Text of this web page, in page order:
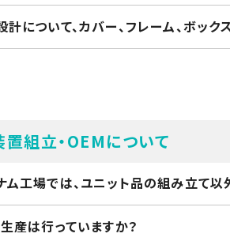
計について、カバー、フレーム、ボッ
組立・OEMについて
ム工場では、ユニット品の組み立て
産は行っていますか？